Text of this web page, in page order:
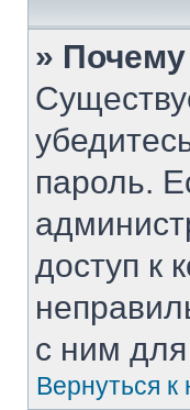
»
пароль.
доступ к
с ним
Вернуться к